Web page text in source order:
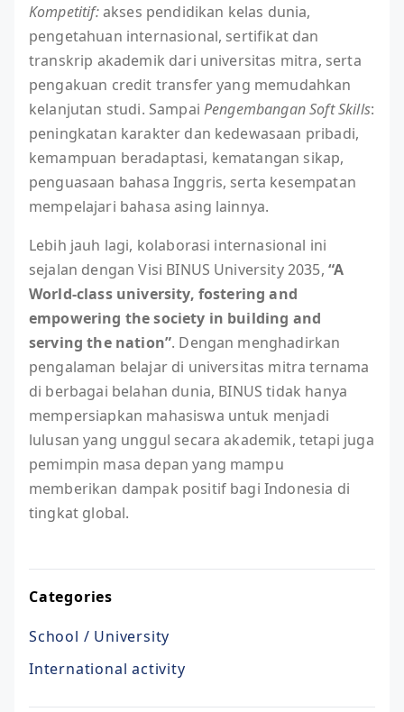
Kompetitif:akses pendidikan kelas dunia,
pengetahuan internasional, sertifikat dan
transkrip akademik dari universitas mitra, serta
pengakuan credit transfer yang memudahkan
kelanjutan studi. SampaiPengembangan Soft Skills:
peningkatan karakter dan kedewasaan pribadi,
kemampuan beradaptasi, kematangan sikap,
penguasaan bahasa Inggris, serta kesempatan
mempelajari bahasa asing lainnya.
Lebih jauh lagi, kolaborasi internasional ini
sejalan dengan Visi BINUS University 2035, “A
World-class university, fostering and
empowering the society in building and
serving the nation”. Dengan menghadirkan
pengalaman belajar di universitas mitra ternama
di berbagai belahan dunia, BINUS tidak hanya
mempersiapkan mahasiswa untuk menjadi
lulusan yang unggul secara akademik, tetapi juga
pemimpin masa depan yang mampu
memberikan dampak positif bagi Indonesia di
tingkat global.
Categories
School / University
International activity